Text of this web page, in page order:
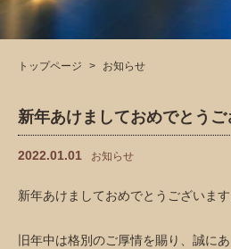
トップページ お知らせ
新年あけましておめでとうご
2022.01.01 お知らせ
新年あけましておめでとうございます
旧年中は格別のご厚情を賜り、誠に